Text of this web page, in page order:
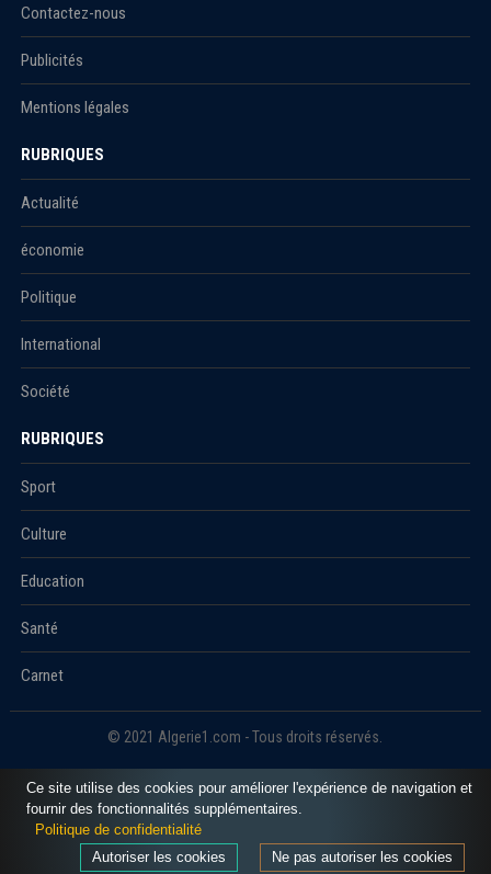
Contactez-nous
Publicités
Mentions légales
RUBRIQUES
Actualité
économie
Politique
International
Société
RUBRIQUES
Sport
Culture
Education
Santé
Carnet
© 2021 Algerie1.com - Tous droits réservés.
Ce site utilise des cookies pour améliorer l'expérience de navigation et
fournir des fonctionnalités supplémentaires.
Politique de confidentialité
Ne pas autoriser les cookies
Autoriser les cookies